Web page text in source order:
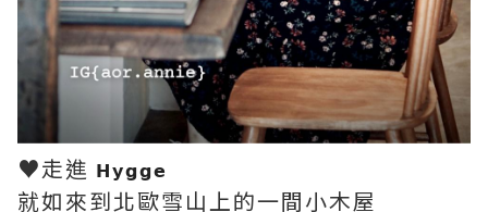
♥走進 𝗛𝘆𝗴𝗴𝗲
就如來到北歐雪山上的一間小木屋